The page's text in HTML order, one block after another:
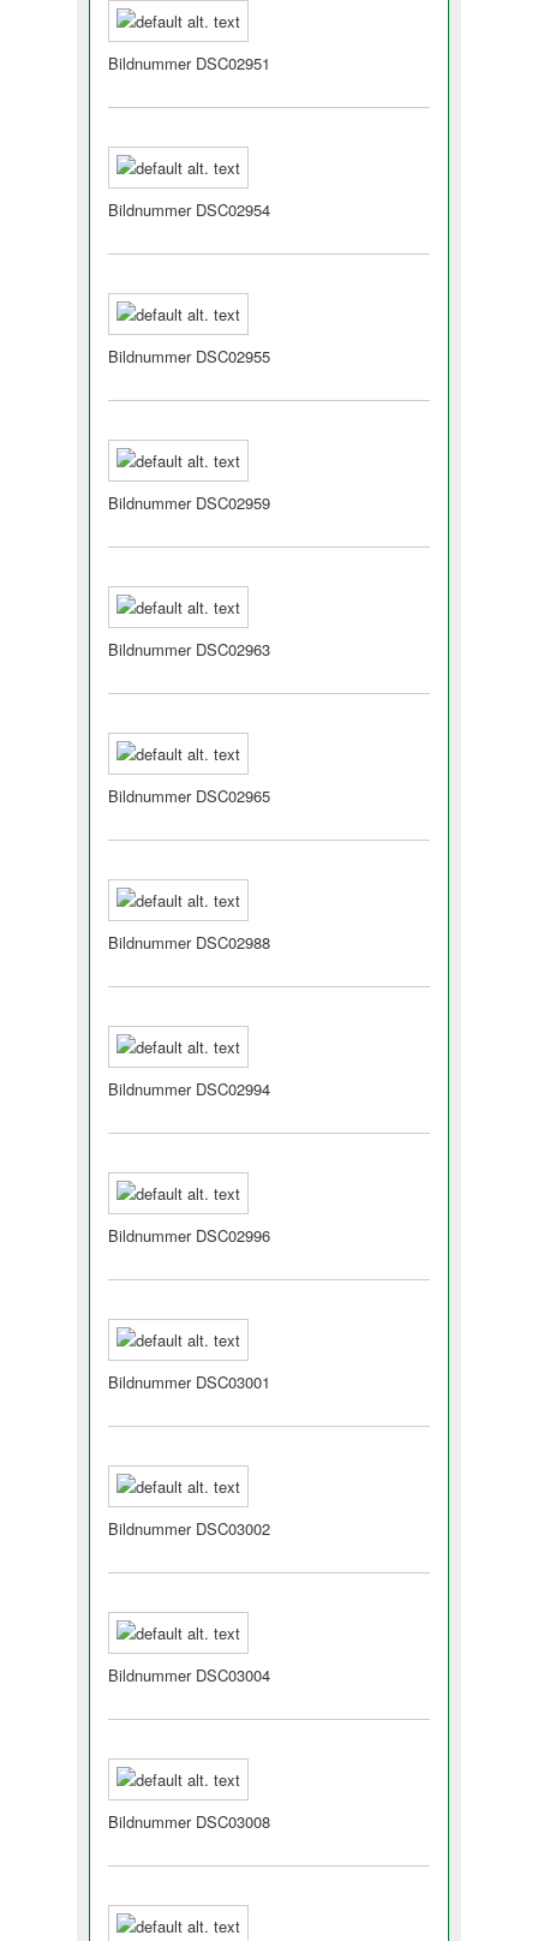
Bildnummer DSC02951
Bildnummer DSC02954
Bildnummer DSC02955
Bildnummer DSC02959
Bildnummer DSC02963
Bildnummer DSC02965
Bildnummer DSC02988
Bildnummer DSC02994
Bildnummer DSC02996
Bildnummer DSC03001
Bildnummer DSC03002
Bildnummer DSC03004
Bildnummer DSC03008